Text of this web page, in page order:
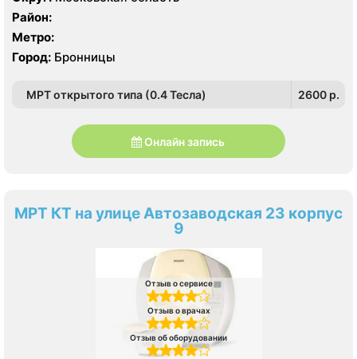
Район:
Метро:
Город: Бронницы
МРТ открытого типа (0.4 Тесла) 2600 p.
Онлайн запись
МРТ КТ на улице Автозаводская 23 корпус
9
Отзыв о сервисе
Отзыв о врачах
Отзыв об оборудовании